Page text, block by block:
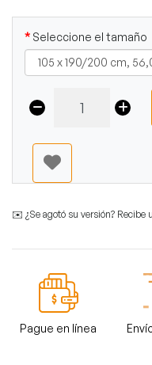
Seleccione el tamaño
✉️ ¿Se agotó su versión? Recibe
Pague en línea